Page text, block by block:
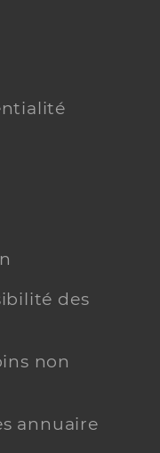
des
non
annuaire